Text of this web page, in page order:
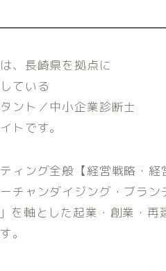
、長崎県を拠点に
している
ント／中小企業診断士
トです。
ィング全般【経営戦略・
チャンダイジング・ブラ
を軸とした起業・創業・再
。